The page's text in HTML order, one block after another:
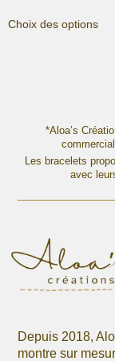
Choix des options
être
sur
la
*Aloa’s
Les bracelets
avec
Depuis 2018,
montre sur